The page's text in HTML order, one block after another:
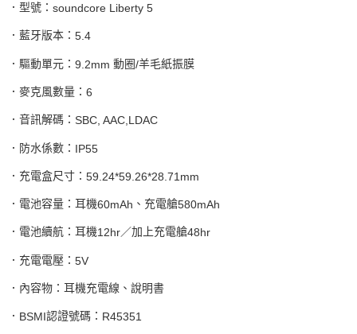
．型號： soundcore Liberty 5
．藍牙版本： 5.4
．驅動單元： 9.2mm 動圈/羊毛紙振膜
．麥克風數量： 6
．音訊解碼： SBC, AAC,LDAC
．防水係數： IP55
．充電盒尺寸： 59.24*59.26*28.71mm
．電池容量：耳機60mAh 、充電艙580mAh
．電池續航：耳機12hr／加上充電艙48hr
．充電電壓： 5V
．內容物：耳機充電線、說明書
． BSMI 認證號碼： R45351